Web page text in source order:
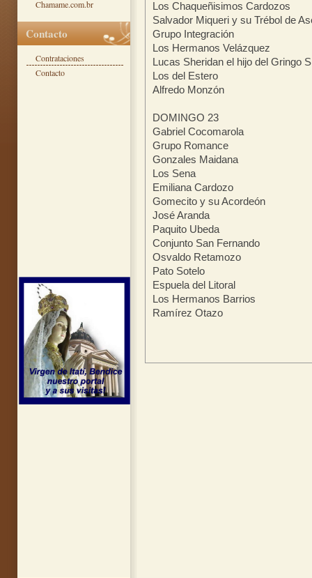
Los Chaqueñisimos Cardozos
Salvador Miqueri y su Trébol de
Grupo Integración
Los Hermanos Velázquez
Lucas Sheridan el hijo del Gringo
Los del Estero
Alfredo Monzón
DOMINGO 23
Gabriel Cocomarola
Grupo Romance
Gonzales Maidana
Los Sena
Emiliana Cardozo
Gomecito y su Acordeón
José Aranda
Paquito Ubeda
Conjunto San Fernando
Osvaldo Retamozo
Pato Sotelo
Espuela del Litoral
Los Hermanos Barrios
Ramírez Otazo
Chamame.com.br
Contacto
Contrataciones
Contacto